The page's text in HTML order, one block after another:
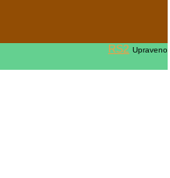
RS2 Upraveno